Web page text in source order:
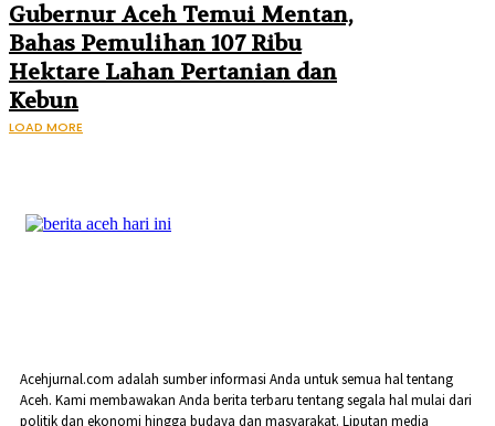
Gubernur Aceh Temui Mentan,
Bahas Pemulihan 107 Ribu
Hektare Lahan Pertanian dan
Kebun
LOAD MORE
Acehjurnal.com adalah sumber informasi Anda untuk semua hal tentang
Aceh. Kami membawakan Anda berita terbaru tentang segala hal mulai dari
politik dan ekonomi hingga budaya dan masyarakat. Liputan media